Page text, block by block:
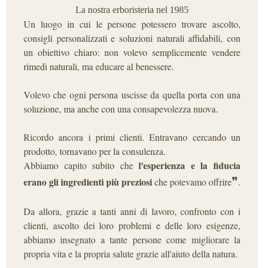
La nostra erboristeria nel 1985
Un luogo in cui le persone potessero trovare ascolto,
consigli personalizzati e soluzioni naturali affidabili, con
un obiettivo chiaro: non volevo semplicemente vendere
rimedi naturali, ma educare al benessere.
Volevo che ogni persona uscisse da quella porta con una
soluzione, ma anche con una consapevolezza nuova.
Ricordo ancora i primi clienti. Entravano cercando un
prodotto, tornavano per la consulenza.
Abbiamo capito subito chel'esperienza e la fiducia
erano gli ingredienti più preziosiche potevamo offrire❞.
Da allora, grazie a tanti anni di lavoro, confronto con i
clienti, ascolto dei loro problemi e delle loro esigenze,
abbiamo insegnato a tante persone come migliorare la
propria vita e la propria salute grazie all'aiuto della natura.